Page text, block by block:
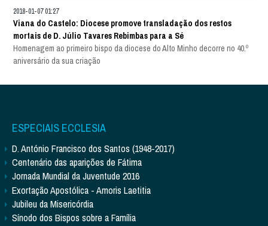
2018-01-07 01:27
Viana do Castelo: Diocese promove transladação dos restos
mortais de D. Júlio Tavares Rebimbas para a Sé
Homenagem ao primeiro bispo da diocese do Alto Minho decorre no 40.º
aniversário da sua criação
ESPECIAIS ECCLESIA
D. António Francisco dos Santos (1948-2017)
Centenário das aparições de Fátima
Jornada Mundial da Juventude 2016
Exortação Apostólica - Amoris Laetitia
Jubileu da Misericórdia
Sínodo dos Bispos sobre a Família